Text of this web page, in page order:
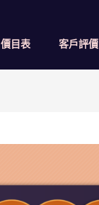
價目表 客戶評價